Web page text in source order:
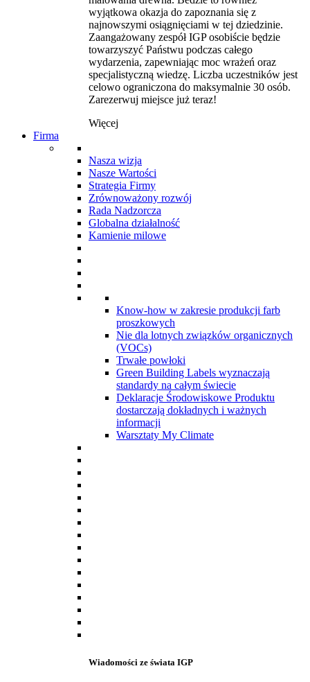
wyjątkowa okazja do zapoznania się z
najnowszymi osiągnięciami w tej dziedzinie.
Zaangażowany zespół IGP osobiście będzie
towarzyszyć Państwu podczas całego
wydarzenia, zapewniając moc wrażeń oraz
specjalistyczną wiedzę. Liczba uczestników jest
celowo ograniczona do maksymalnie 30 osób.
Zarezerwuj miejsce już teraz!
Więcej
Firma
Nasza wizja
Nasze Wartości
Strategia Firmy
Zrównoważony rozwój
Rada Nadzorcza
Globalna działalność
Kamienie milowe
Know-how w zakresie produkcji farb
proszkowych
Nie dla lotnych związków organicznych
(VOCs)
Trwałe powłoki
Green Building Labels wyznaczają
standardy na całym świecie
Deklaracje Środowiskowe Produktu
dostarczają dokładnych i ważnych
informacji
Warsztaty My Climate
Wiadomości ze świata IGP